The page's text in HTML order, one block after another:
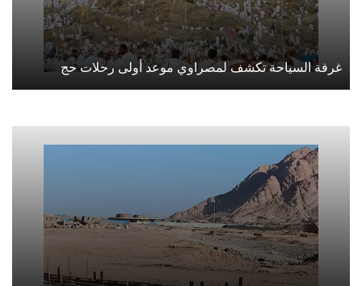
غرفة السياحة تكشف لمصراوي موعد أولى رحلات حج